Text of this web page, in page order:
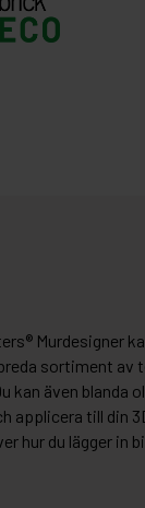
Murdesigner
sortiment av
kan även blanda
applicera till din
hur du lägger in